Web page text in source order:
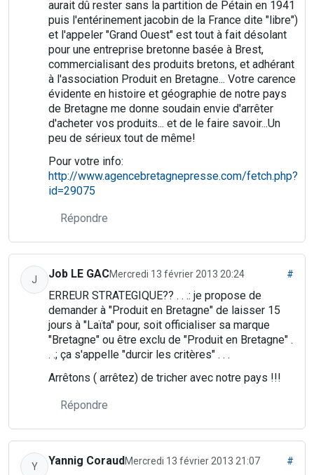
aurait dû rester sans la partition de Pétain en 1941
puis l'entérinement jacobin de la France dite "libre")
et l'appeler "Grand Ouest" est tout à fait désolant
pour une entreprise bretonne basée à Brest,
commercialisant des produits bretons, et adhérant
à l'association Produit en Bretagne... Votre carence
évidente en histoire et géographie de notre pays
de Bretagne me donne soudain envie d'arrêter
d'acheter vos produits... et de le faire savoir...Un
peu de sérieux tout de même!
Pour votre info:
http://www.agencebretagnepresse.com/fetch.php?
id=29075
Répondre
J Job LE GACMercredi 13 février 2013 20:24 #
ERREUR STRATEGIQUE?? . . .: je propose de
demander à "Produit en Bretagne" de laisser 15
jours à "Laïta" pour, soit officialiser sa marque
"Bretagne" ou être exclu de "Produit en Bretagne" .
. .; ça s'appelle "durcir les critères" . . .
Arrêtons ( arrêtez) de tricher avec notre pays !!!
Répondre
Y Yannig Coraud Mercredi 13 février 2013 21:07 #